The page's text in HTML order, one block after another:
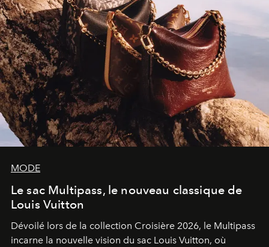
MODE
Le sac Multipass, le nouveau classique de
Louis Vuitton
Dévoilé lors de la collection Croisière 2026, le Multipass
incarne la nouvelle vision du sac Louis Vuitton, où